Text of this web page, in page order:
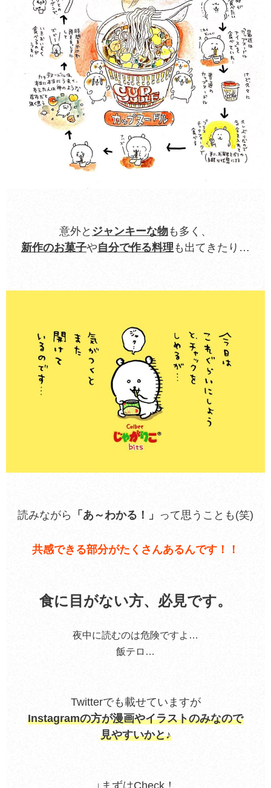
意外と ジャンキーな物も多く、
新作のお菓子や自分で作る料理 も出てきたり…
読みながら 「あ～わかる！」 って思うことも(笑)
共感できる部分がたくさんあるんです！！
食に目がない方、必見です。
夜中に読むのは危険ですよ…
飯テロ…
Twitterでも載せていますが
Instagramの方が漫画やイラストのみなので
見やすいかと♪
↓まずはCheck！